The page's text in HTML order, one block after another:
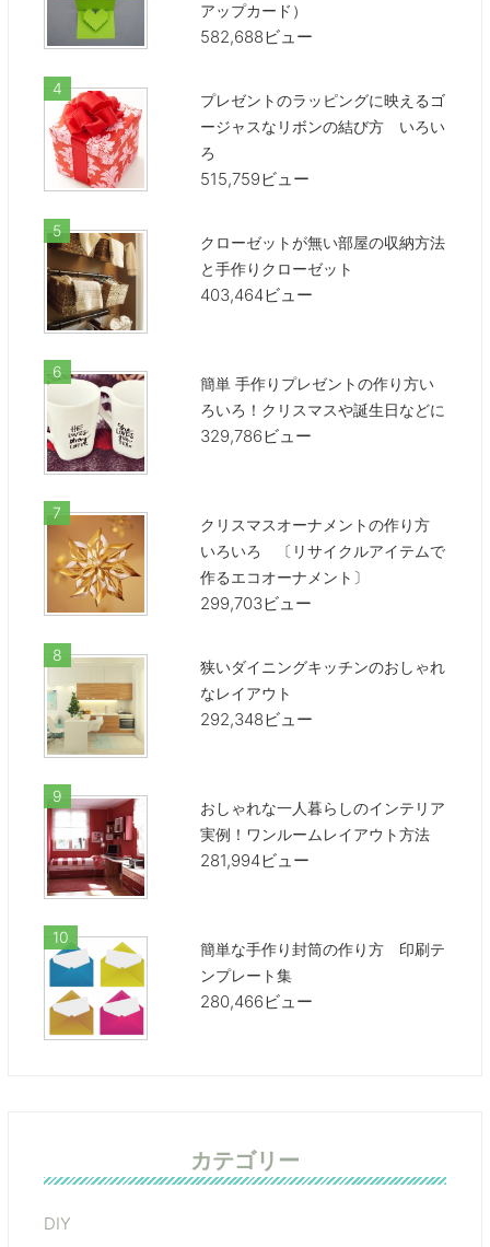
アップカード）
582,688ビュー
プレゼントのラッピングに映えるゴ
ージャスなリボンの結び方 いろい
ろ
515,759ビュー
クローゼットが無い部屋の収納方法
と手作りクローゼット
403,464ビュー
簡単 手作りプレゼントの作り方い
ろいろ！クリスマスや誕生日などに
329,786ビュー
クリスマスオーナメントの作り方
いろいろ 〔リサイクルアイテムで
作るエコオーナメント〕
299,703ビュー
狭いダイニングキッチンのおしゃれ
なレイアウト
292,348ビュー
おしゃれな一人暮らしのインテリア
実例！ワンルームレイアウト方法
281,994ビュー
簡単な手作り封筒の作り方 印刷テ
ンプレート集
280,466ビュー
カテゴリー
DIY